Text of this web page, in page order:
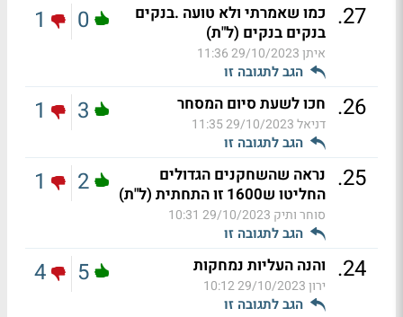
27
. כמו שאמרתי ולא טועה .בנקים
בנקים בנקים (ל"ת)
איתן29/10/2023 11:36
הגב לתגובה זו
0
1
26
. חכו לשעת סיום המסחר
דניאל29/10/2023 11:35
הגב לתגובה זו
3
1
25
. נראה שהשחקנים הגדולים
החליטו ש1600 זו התחתית (ל"ת)
סוחר ותיק 29/10/2023 10:31
הגב לתגובה זו
2
1
24
. והנה העליות נמחקות
ירון29/10/2023 10:12
הגב לתגובה זו
5
4